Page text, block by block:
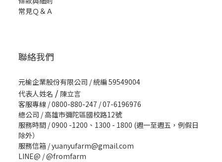
常見Ｑ＆Ａ
聯絡我們
元榆企業股份有限公司 / 統編 59549004
代表人姓名 / 陳立言
客服專線 / 0800-880-247 / 07-6196976
總公司 / 高雄市彌陀區國校路12號
服務時間 / 0900 -1200、1300 - 1800 (週一至週五，例假日
除外）
服務信箱 / yuanyufarm@gmail.com
LINE@ /@fromfarm